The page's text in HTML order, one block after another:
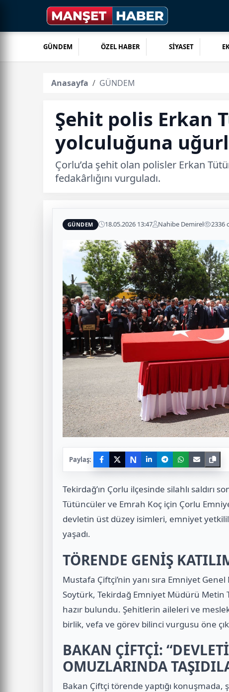
GÜNDEM ÖZEL HABER SİYASET
Anasayfa GÜNDEM
Şehit polis Erkan
yolculuğuna
Çorlu’da şehit olan polisler Erkan
fedakârlığını vurguladı.
GÜNDEM 18.05.2026 13:47 Nahibe Demirel 2336
Paylaş: N
Tekirdağ’ın Çorlu ilçesinde silahlı saldırı
Tütüncüler ve Emrah Koç için Çorlu
devletin üst düzey isimleri, emniyet
yaşadı.
TÖRENDE GENİŞ
Mustafa Çiftçi’nin yanı sıra Emniyet
Soytürk, Tekirdağ Emniyet Müdürü Metin
hazır bulundu. Şehitlerin aileleri ve
birlik, vefa ve görev bilinci vurgusu öne
BAKAN ÇİFTÇİ:
OMUZLARINDA
Bakan Çiftçi törende yaptığı konuşmada,